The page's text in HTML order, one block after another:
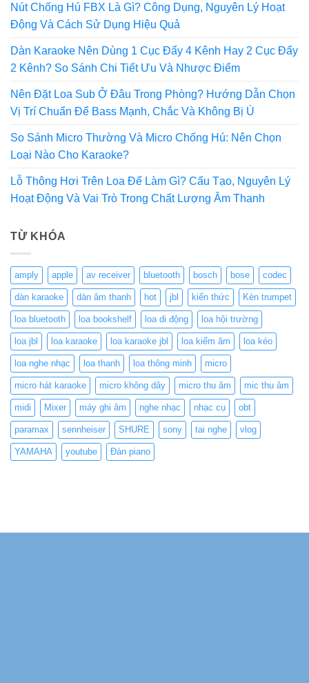
Nút Chống Hú FBX Là Gì? Công Dụng, Nguyên Lý Hoạt
Động Và Cách Sử Dụng Hiệu Quả
Dàn Karaoke Nên Dùng 1 Cục Đẩy 4 Kênh Hay 2 Cục Đẩy
2 Kênh? So Sánh Chi Tiết Ưu Và Nhược Điểm
Nên Đặt Loa Sub Ở Đâu Trong Phòng? Hướng Dẫn Chọn
Vị Trí Chuẩn Để Bass Mạnh, Chắc Và Không Bị Ù
So Sánh Micro Thường Và Micro Chống Hú: Nên Chọn
Loại Nào Cho Karaoke?
Lỗ Thông Hơi Trên Loa Để Làm Gì? Cấu Tạo, Nguyên Lý
Hoạt Động Và Vai Trò Trong Chất Lượng Âm Thanh
TỪ KHÓA
amply apple av receiver bluetooth bosch bose codec
dàn karaoke dàn âm thanh hot jbl kiến thức Kèn trumpet
loa bluetooth loa bookshelf loa di động loa hội trường
loa jbl loa karaoke loa karaoke jbl loa kiểm âm loa kéo
loa nghe nhạc loa thanh loa thông minh micro
micro hát karaoke micro không dây micro thu âm mic thu âm
midi Mixer máy ghi âm nghe nhạc nhạc cụ obt
paramax sennheiser SHURE sony tai nghe vlog
YAMAHA youtube Đàn piano